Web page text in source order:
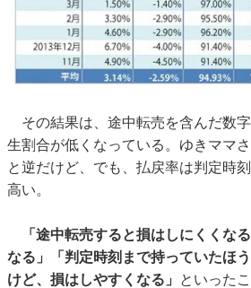
その結果は、途中転売を含んだ数
生割合が低くなっている。ゆきママ
と逆だけど、でも、払戻率は判定時
高い。
「途中転売すると損はしにくくな
なる」「判定時刻まで持っていたほ
けど、損はしやすくなる」
といった